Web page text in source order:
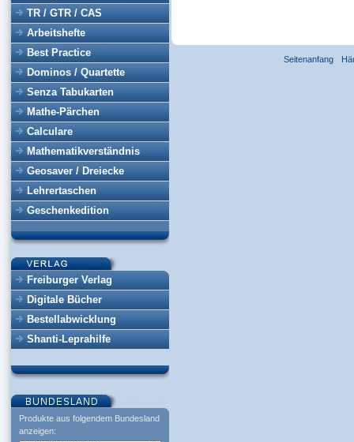
TR / GTR / CAS
Arbeitshefte
Best Practice
Dominos / Quartette
Senza Tabukarten
Mathe-Pärchen
Calculare
Mathematikverständnis
Geosaver / Dreiecke
Lehrertaschen
Geschenkedition
Freiburger Verlag
Digitale Bücher
Bestellabwicklung
Shanti-Leprahilfe
Produkte aus folgendem Bundesland
anzeigen:
Seitenanfang